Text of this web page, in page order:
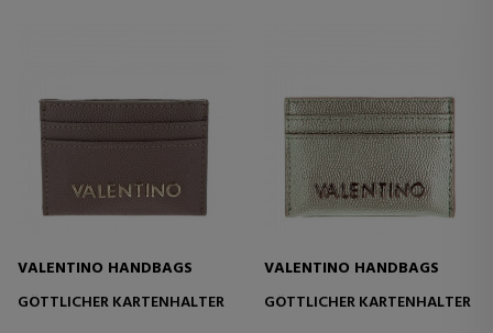
VALENTINO HANDBAGS
GÖTTLICHER KARTENHALTER
VALENTINO HANDBAGS
GÖTTLICHER KARTENHALTER